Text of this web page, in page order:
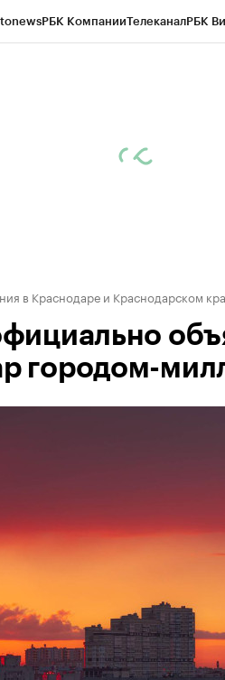
РБК КомпанииТелеканалРБК
в Краснодаре и Краснодарском
городом-